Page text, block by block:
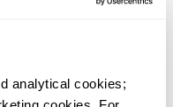
analytical cookies;